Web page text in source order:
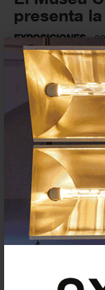
presenta
EXPOSICIONES
La